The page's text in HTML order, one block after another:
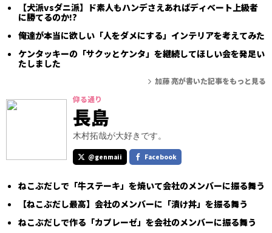
【犬派vsダニ派】ド素人もハンデさえあればディベート上級者
に勝てるのか!?
俺達が本当に欲しい「人をダメにする」インテリアを考えてみた
ケンタッキーの「サクッとケンタ」を継続してほしい会を発足い
たしました
加藤 亮が書いた記事をもっと見る
仰る通り
長島
木村拓哉が大好きです。
@genmaii Facebook
ねこぶだしで「牛ステーキ」を焼いて会社のメンバーに振る舞う
【ねこぶだし最高】会社のメンバーに「漬け丼」を振る舞う
ねこぶだしで作る「カプレーゼ」を会社のメンバーに振る舞う